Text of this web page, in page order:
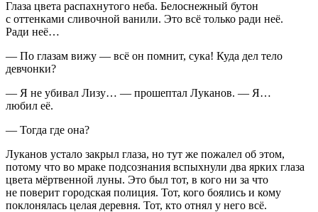
Глаза цвета распахнутого неба. Белоснежный бутон
с оттенками сливочной ванили. Это всё только ради неё.
Ради неё…
— По глазам вижу — всё он помнит, сука! Куда дел тело
девчонки?
— Я не убивал Лизу… — прошептал Луканов. — Я…
любил её.
— Тогда где она?
Луканов устало закрыл глаза, но тут же пожалел об этом,
потому что во мраке подсознания вспыхнули два ярких глаза
цвета мёртвенной луны. Это был тот, в кого ни за что
не поверит городская полиция. Тот, кого боялись и кому
поклонялась целая деревня. Тот, кто отнял у него всё.